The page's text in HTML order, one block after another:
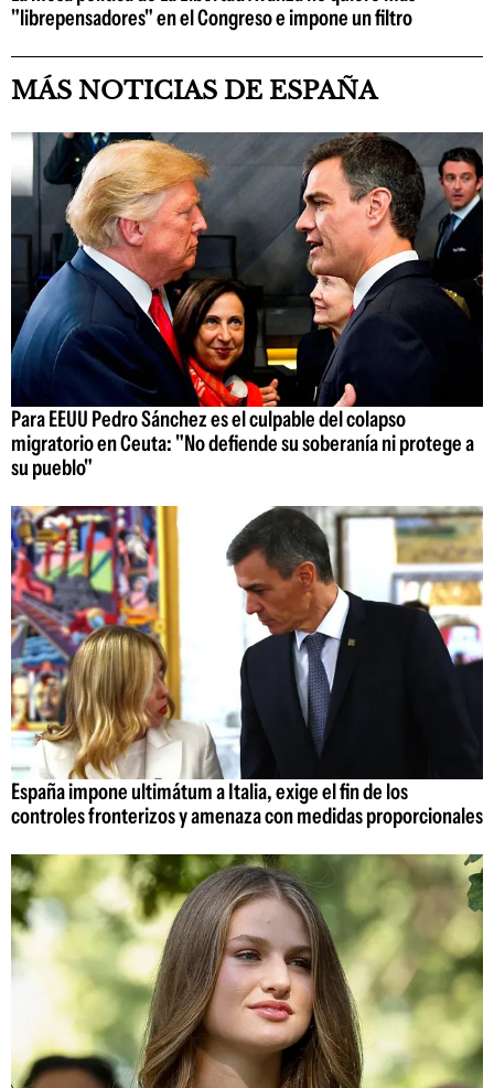
"librepensadores" en el Congreso e impone un filtro
MÁS NOTICIAS DE ESPAÑA
Para EEUU Pedro Sánchez es el culpable del colapso
migratorio en Ceuta: "No defiende su soberanía ni protege a
su pueblo"
España impone ultimátum a Italia, exige el fin de los
controles fronterizos y amenaza con medidas proporcionales